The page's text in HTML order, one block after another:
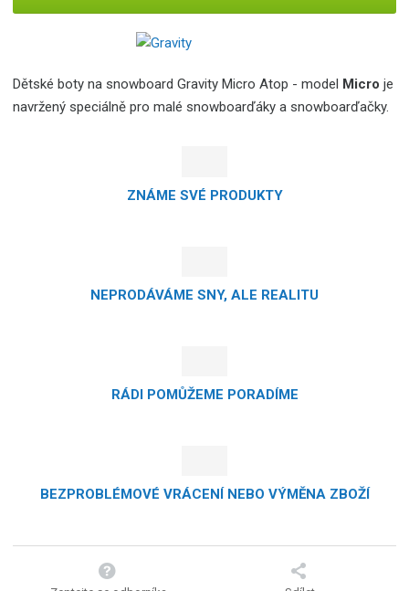
Dětské boty na snowboard Gravity Micro Atop - model Micro je
navržený speciálně pro malé snowboarďáky a snowboarďačky.
ZNÁME SVÉ PRODUKTY
NEPRODÁVÁME SNY, ALE REALITU
RÁDI POMŮŽEME PORADÍME
BEZPROBLÉMOVÉ VRÁCENÍ NEBO VÝMĚNA ZBOŽÍ